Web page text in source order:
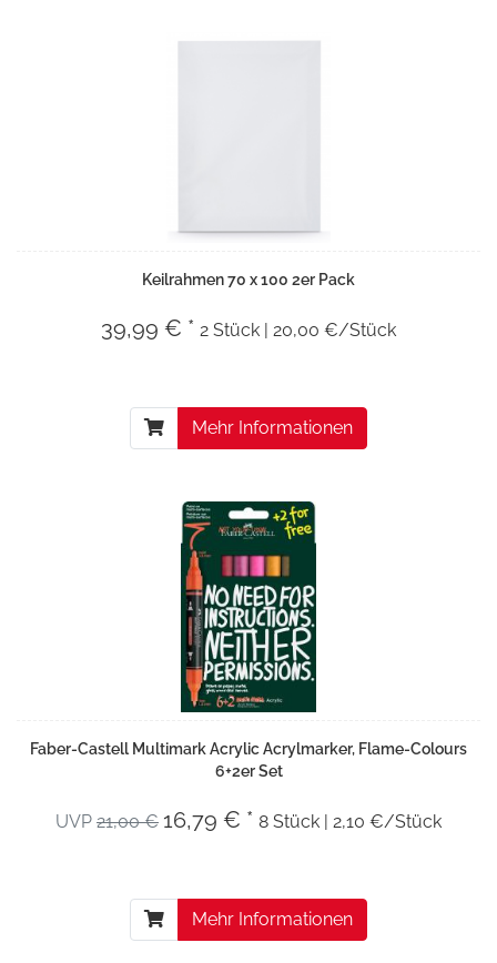
Keilrahmen 70 x 100 2er Pack
39,99 € * 2 Stück | 20,00 €/Stück
Mehr Informationen
Faber-Castell Multimark Acrylic Acrylmarker, Flame-Colours
6+2er Set
UVP 21,00 € 16,79 € * 8 Stück | 2,10 €/Stück
Mehr Informationen